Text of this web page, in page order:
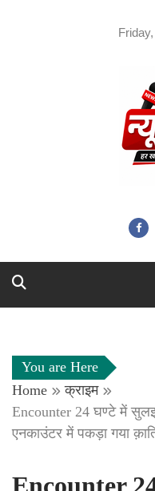
You are Here
Home
क्राइम
Encounter 24 घण्टे में सुलझ
एनकाउंटर में पकड़ा गया